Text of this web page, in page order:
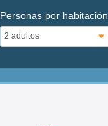
Personas por habitación